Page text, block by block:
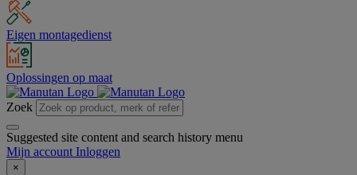
Eigen montagedienst
Oplossingen op maat
Zoek
Suggested site content and search history menu
Mijn account Inloggen
×